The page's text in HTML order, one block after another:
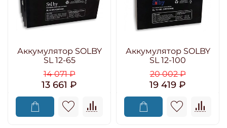
Аккумулятор SOLBY
SL 12-65
14 071 ₽
13 661 ₽
Аккумулятор SOLBY
SL 12-100
20 002 ₽
19 419 ₽